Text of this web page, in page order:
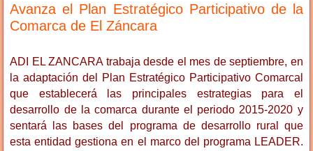
Avanza el Plan Estratégico Participativo de la
Comarca de El Záncara
ADI EL ZANCARA trabaja desde el mes de septiembre, en
la adaptación del Plan Estratégico Participativo Comarcal
que establecerá las principales estrategias para el
desarrollo de la comarca durante el periodo 2015-2020 y
sentará las bases del programa de desarrollo rural que
esta entidad gestiona en el marco del programa LEADER.